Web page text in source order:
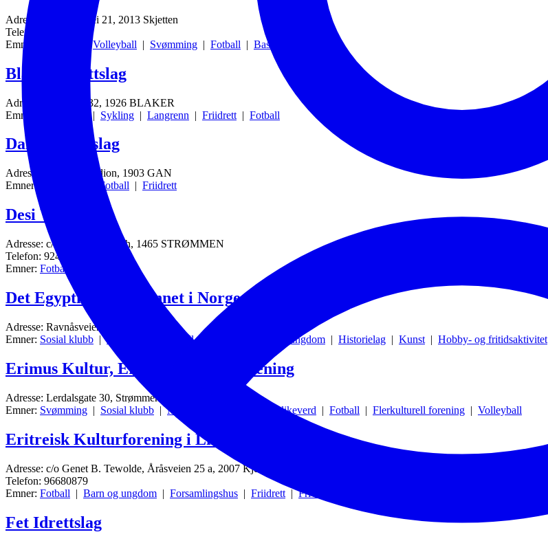
Adresse: Nordens vei 21, 2013 Skjetten
Telefon: 90833449
Emner:
|Volleyball | Svømming | Fotball | Basket
Blaker Idrettslag
Adresse: Postboks 32, 1926 BLAKER
Emner:
| Sykling | Langrenn | Friidrett | Fotball
Dalen Idrettslag
Adresse: Dalheim stadion, 1903 GAN
Emner:
Fotball | Friidrett
Desi Vikings
Adresse: c/o Bikramjit Singh, 1465 STRØMMEN
Telefon: 92438374
Emner: Fotball
Det Egyptiske Samfunnet i Norge
Adresse: Ravnåsveien 35F, 1254 OSLO
Emner: Sosial klubb | Fotball| Barn og ungdom | Historielag | Kunst | Hobby- og fritidsaktivitet
Erimus Kultur, Eritreisk Kulturforening
Adresse: Lerdalsgate 30, Strømmen, 1467 STRØMMEN
Emner: Svømming | Sosial klubb |Mangfold, inkludering og likeverd | Fotball | Flerkulturell forening | Volleyball
Eritreisk Kulturforening i Lillestrøm
Adresse: c/o Genet B. Tewolde, Åråsveien 25 a, 2007 Kjeller, 2007 KJELLER
Telefon: 96680879
Emner: Fotball | Barn og ungdom | Forsamlingshus | Friidrett |Frivillighetsarbeid
Fet Idrettslag